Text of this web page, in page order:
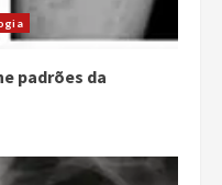
padrões da